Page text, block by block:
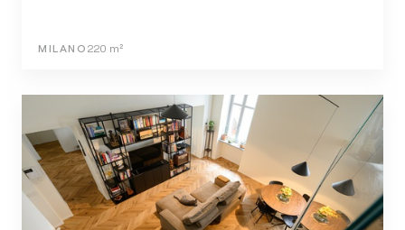
MILANO 220 m²